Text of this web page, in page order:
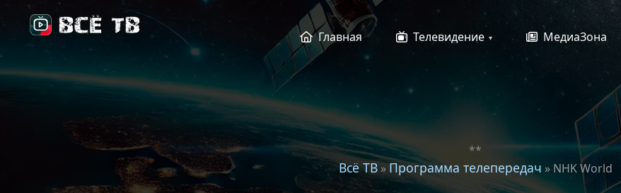
Главная Телевидение МедиаЗона
**
Всё ТВ»Программа телепередач » NHK World